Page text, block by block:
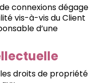
connexions dégage
vis-à-vis du Client
d’une
droits de propriété